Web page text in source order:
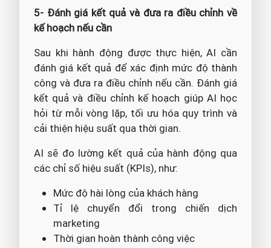
5- Đánh giá kết quả và đưa ra điều chỉnh về
kế hoạch nếu cần
Sau khi hành động được thực hiện, AI cần
đánh giá kết quả để xác định mức độ thành
công và đưa ra điều chỉnh nếu cần. Đánh giá
kết quả và điều chỉnh kế hoạch giúp AI học
hỏi từ mỗi vòng lặp, tối ưu hóa quy trình và
cải thiện hiệu suất qua thời gian.
AI sẽ đo lường kết quả của hành động qua
các chỉ số hiệu suất (KPIs), như:
Mức độ hài lòng của khách hàng
Tỉ lệ chuyển đổi trong chiến dịch
marketing
Thời gian hoàn thành công việc